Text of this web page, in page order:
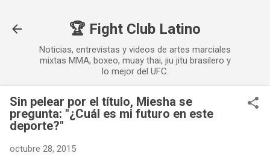
🏆 Fight Club Latino
Noticias, entrevistas y videos de artes marciales
mixtas MMA, boxeo, muay thai, jiu jitu brasilero y
lo mejor del UFC.
Sin pelear por el título, Miesha se
pregunta: "¿Cuál es mi futuro en este
deporte?"
octubre 28, 2015